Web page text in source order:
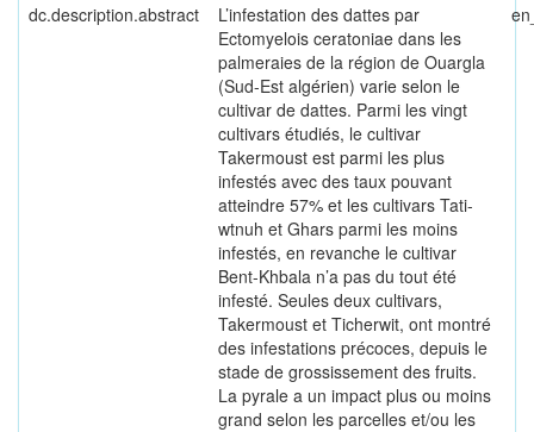
dc.description.abstract
L’infestation des dattes par
Ectomyelois ceratoniae dans les
palmeraies de la région de Ouargla
(Sud-Est algérien) varie selon le
cultivar de dattes. Parmi les vingt
cultivars étudiés, le cultivar
Takermoust est parmi les plus
infestés avec des taux pouvant
atteindre 57% et les cultivars Tati-
wtnuh et Ghars parmi les moins
infestés, en revanche le cultivar
Bent-Khbala n’a pas du tout été
infesté. Seules deux cultivars,
Takermoust et Ticherwit, ont montré
des infestations précoces, depuis le
stade de grossissement des fruits.
La pyrale a un impact plus ou moins
grand selon les parcelles et/ou les